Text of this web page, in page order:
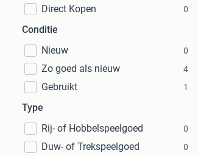
Direct Kopen
0
Conditie
Nieuw
0
Zo goed als nieuw 4
Gebruikt 1
Type
Rij- of Hobbelspeelgoed
0
Duw- of Trekspeelgoed 0